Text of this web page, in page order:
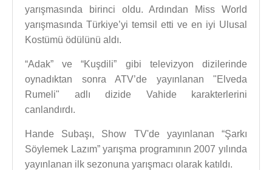
yarışmasında birinci oldu. Ardından Miss World
yarışmasında Türkiye’yi temsil etti ve en iyi Ulusal
Kostümü ödülünü aldı.
“Adak” ve “Kuşdili” gibi televizyon dizilerinde
oynadıktan sonra ATV’de yayınlanan "Elveda
Rumeli" adlı dizide Vahide karakterlerini
canlandırdı.
Hande Subaşı, Show TV'de yayınlanan “Şarkı
Söylemek Lazım” yarışma programının 2007 yılında
yayınlanan ilk sezonuna yarışmacı olarak katıldı.